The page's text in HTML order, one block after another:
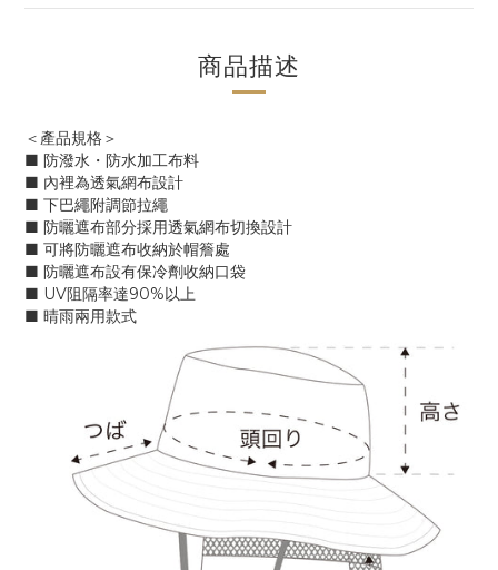
商品描述
＜產品規格＞
■ 防潑水・防水加工布料
■ 內裡為透氣網布設計
■ 下巴繩附調節拉繩
■ 防曬遮布部分採用透氣網布切換設計
■ 可將防曬遮布收納於帽簷處
■ 防曬遮布設有保冷劑收納口袋
■ UV阻隔率達90%以上
■ 晴雨兩用款式